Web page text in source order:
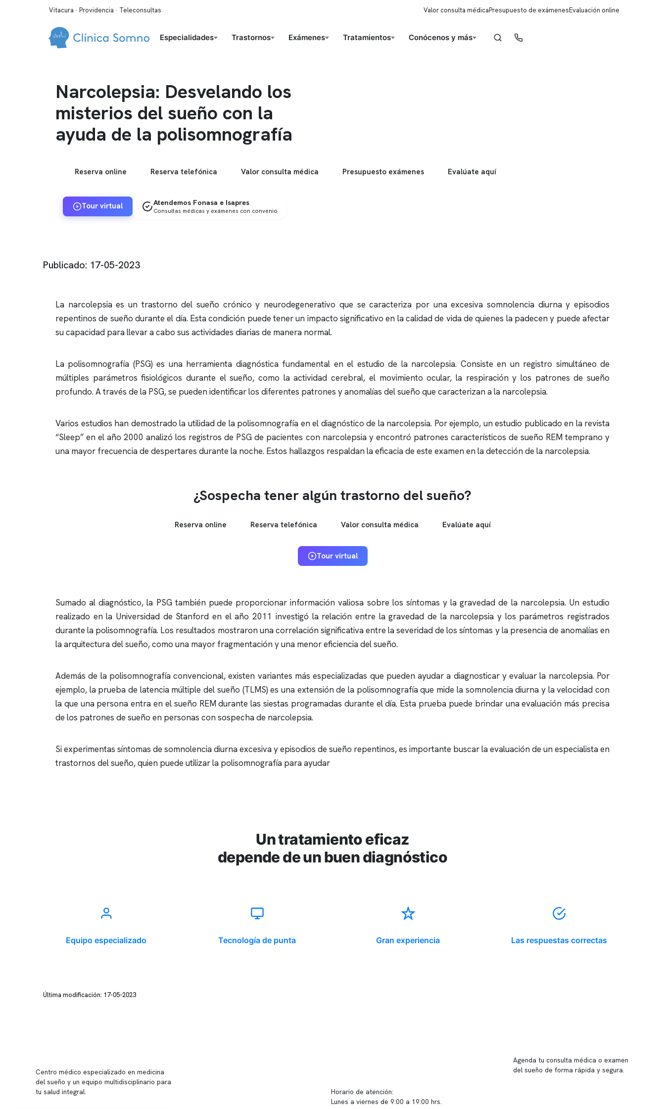
Vitacura · Providencia · Teleconsultas Valor consulta médicaPresupuesto de exámenesEvaluación online
Especialidades Trastornos Exámenes Tratamientos Conócenos y más
Narcolepsia: Desvelando los
misterios del sueño con la
ayuda de la polisomnografía
Reserva online Reserva telefónica Valor consulta médica Presupuesto exámenes Evalúate aquí
Tour virtual Atendemos Fonasa e Isapres
Consultas médicas y exámenes con convenio
Publicado: 17-05-2023
La narcolepsia es un trastorno del sueño crónico y neurodegenerativo que se caracteriza por una excesiva somnolencia diurna y episodios
repentinos de sueño durante el día. Esta condición puede tener un impacto significativo en la calidad de vida de quienes la padecen y puede afectar
su capacidad para llevar a cabo sus actividades diarias de manera normal.
La polisomnografía (PSG) es una herramienta diagnóstica fundamental en el estudio de la narcolepsia. Consiste en un registro simultáneo de
múltiples parámetros fisiológicos durante el sueño, como la actividad cerebral, el movimiento ocular, la respiración y los patrones de sueño
profundo. A través de la PSG, se pueden identificar los diferentes patrones y anomalías del sueño que caracterizan a la narcolepsia.
Varios estudios han demostrado la utilidad de la polisomnografía en el diagnóstico de la narcolepsia. Por ejemplo, un estudio publicado en la revista
“Sleep” en el año 2000 analizó los registros de PSG de pacientes con narcolepsia y encontró patrones característicos de sueño REM temprano y
una mayor frecuencia de despertares durante la noche. Estos hallazgos respaldan la eficacia de este examen en la detección de la narcolepsia.
¿Sospecha tener algún trastorno del sueño?
Reserva online Reserva telefónica Valor consulta médica Evalúate aquí
Tour virtual
Sumado al diagnóstico, la PSG también puede proporcionar información valiosa sobre los síntomas y la gravedad de la narcolepsia. Un estudio
realizado en la Universidad de Stanford en el año 2011 investigó la relación entre la gravedad de la narcolepsia y los parámetros registrados
durante la polisomnografía. Los resultados mostraron una correlación significativa entre la severidad de los síntomas y la presencia de anomalías en
la arquitectura del sueño, como una mayor fragmentación y una menor eficiencia del sueño.
Además de la polisomnografíaconvencional, existen variantes más especializadas que pueden ayudar a diagnosticar y evaluar la narcolepsia. Por
ejemplo, la prueba de latencia múltiple del sueño (TLMS) es una extensión de la polisomnografíaque mide la somnolencia diurna y la velocidad con
la que una persona entra en el sueño REM durante las siestas programadas durante el día. Esta prueba puede brindar una evaluación más precisa
de los patrones de sueño en personas con sospecha de narcolepsia.
Si experimentas síntomas de somnolencia diurna excesiva y episodios de sueño repentinos, es importante buscar la evaluación de un especialista en
trastornos del sueño, quien puede utilizar la polisomnografía para ayudar
Un tratamiento eficaz
depende de un buen diagnóstico
Equipo especializado Tecnología de punta Gran experiencia Las respuestas correctas
Última modificación: 17-05-2023
Centro médico especializado en medicina
del sueño y un equipo multidisciplinario para
tu salud integral.
Horario de atención:
Lunes a viernes de 9:00 a 19:00 hrs.
Agenda tu consulta médica o examen
del sueño de forma rápida y segura.